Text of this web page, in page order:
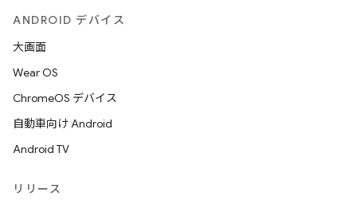
ANDROID デバイス
大画面
Wear OS
ChromeOS デバイス
自動車向け Android
Android TV
リリース